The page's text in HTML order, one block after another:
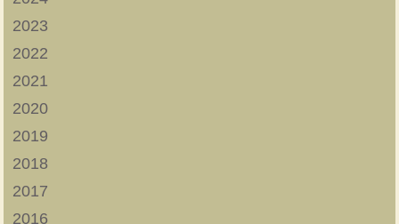
2023
2022
2021
2020
2019
2018
2017
2016